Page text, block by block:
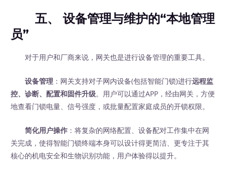
五、 设备管理与维护的“本地管理
员”
对于用户和厂商来说，网关也是进行设备管理的重要工具。
设备管理 ：网关支持对子网内设备(包括智能门锁)进行远程监
控、诊断、配置和固件升级。用户可以通过APP，经由网关，方便
地查看门锁电量、信号强度，或批量配置家庭成员的开锁权限。
简化用户操作 ：将复杂的网络配置、设备配对工作集中在网
关完成，使得智能门锁终端本身可以设计得更简洁、更专注于其
核心的机电安全和生物识别功能，用户体验得以提升。